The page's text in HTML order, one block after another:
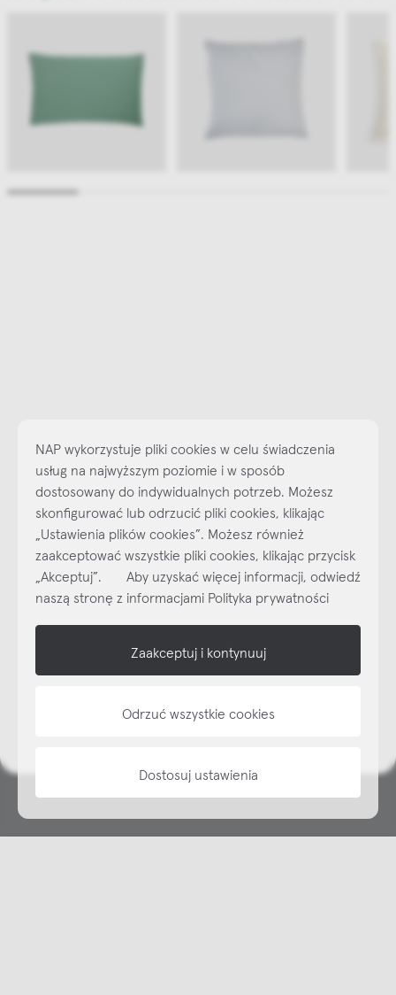
Najlepsze inspiracje i promocje na wyciągnięcie ręki, zapisz się już
dzisiaj do naszego cyklicznego newslettera!
SubskrybujNEWSLETTER
NAP
NAP wykorzystuje pliki cookies w celu świadczenia
usług na najwyższym poziomie i w sposób
dostosowany do indywidualnych potrzeb. Możesz
skonfigurować lub odrzucić pliki cookies, klikając
„Ustawienia plików cookies”. Możesz również
zaakceptować wszystkie pliki cookies, klikając przycisk
„Akceptuj”. Aby uzyskać więcej informacji, odwiedź
naszą stronę z informacjami Polityka prywatności
Zaakceptuj i kontynuuj
Odrzuć wszystkie cookies
Dostosuj ustawienia